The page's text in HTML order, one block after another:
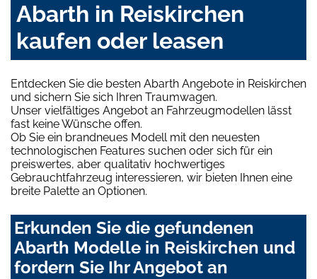
Abarth in Reiskirchen
kaufen oder leasen
Entdecken Sie die besten Abarth Angebote in Reiskirchen
und sichern Sie sich Ihren Traumwagen.
Unser vielfältiges Angebot an Fahrzeugmodellen lässt
fast keine Wünsche offen.
Ob Sie ein brandneues Modell mit den neuesten
technologischen Features suchen oder sich für ein
preiswertes, aber qualitativ hochwertiges
Gebrauchtfahrzeug interessieren, wir bieten Ihnen eine
breite Palette an Optionen.
Erkunden Sie die gefundenen
Abarth Modelle in Reiskirchen und
fordern Sie Ihr Angebot an